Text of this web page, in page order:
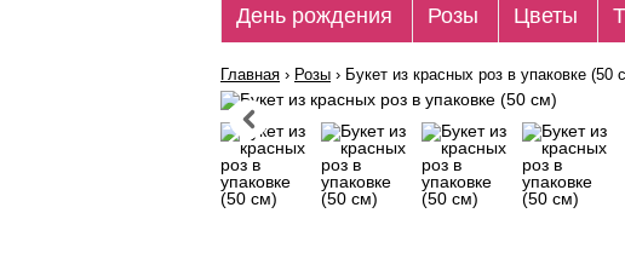
День рождения Розы Цветы
Главная › Розы › Букет из красных роз в упаковке (50